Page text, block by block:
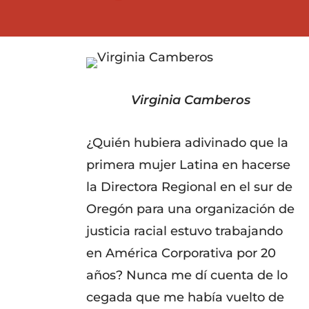
Virginia Camberos
¿Quién hubiera adivinado que la
primera mujer Latina en hacerse
la Directora Regional en el sur de
Oregón para una organización de
justicia racial estuvo trabajando
en América Corporativa por 20
años? Nunca me dí cuenta de lo
cegada que me había vuelto de